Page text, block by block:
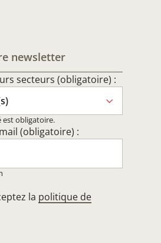
newsletter
secteurs (obligatoire) :
est obligatoire.
(obligatoire) :
la politique de